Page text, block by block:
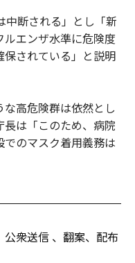
中断される」とし「新
エンザ水準に危険度
されている」と説明
高危険群は依然とし
は「このため、病院
のマスク着用義務は
衆送信 、翻案、配布